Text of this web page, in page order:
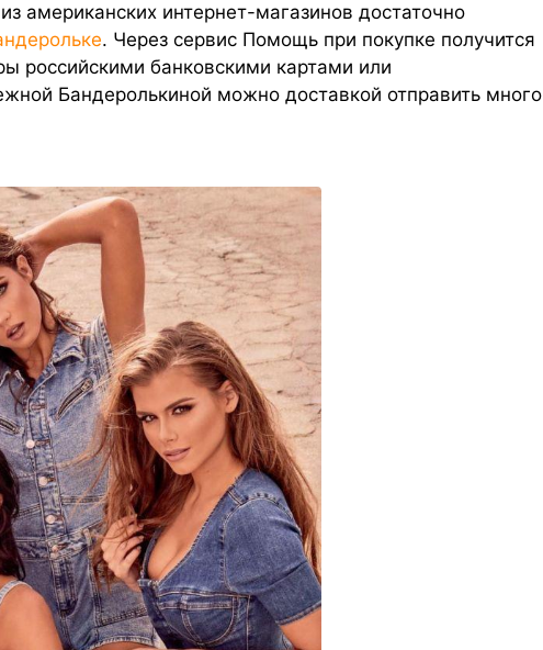
американских интернет-магазинов достаточно
. Через сервис Помощь при покупке получится
российскими банковскими картами или
Бандеролькиной можно доставкой отправить много